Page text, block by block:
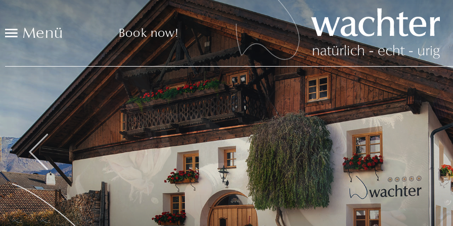
Menü Book now!